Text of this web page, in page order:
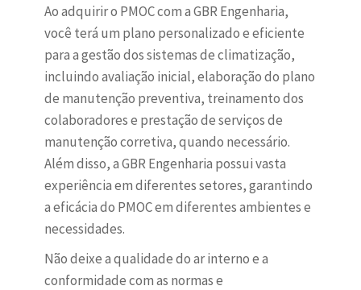
Ao adquirir o PMOC com a GBR Engenharia,
você terá um plano personalizado e eficiente
para a gestão dos sistemas de climatização,
incluindo avaliação inicial, elaboração do plano
de manutenção preventiva, treinamento dos
colaboradores e prestação de serviços de
manutenção corretiva, quando necessário.
Além disso, a GBR Engenharia possui vasta
experiência em diferentes setores, garantindo
a eficácia do PMOC em diferentes ambientes e
necessidades.
Não deixe a qualidade do ar interno e a
conformidade com as normas e